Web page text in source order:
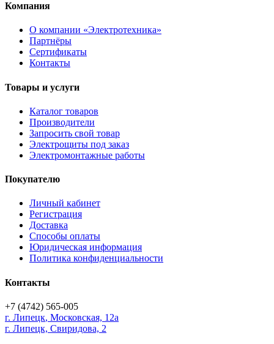
Компания
О компании «Электротехника»
Партнёры
Сертификаты
Контакты
Товары и услуги
Каталог товаров
Производители
Запросить свой товар
Электрощиты под заказ
Электромонтажные работы
Покупателю
Личный кабинет
Регистрация
Доставка
Способы оплаты
Юридическая информация
Политика конфиденциальности
Контакты
+7 (4742) 565-005
г. Липецк, Московская, 12а
г. Липецк, Свиридова, 2